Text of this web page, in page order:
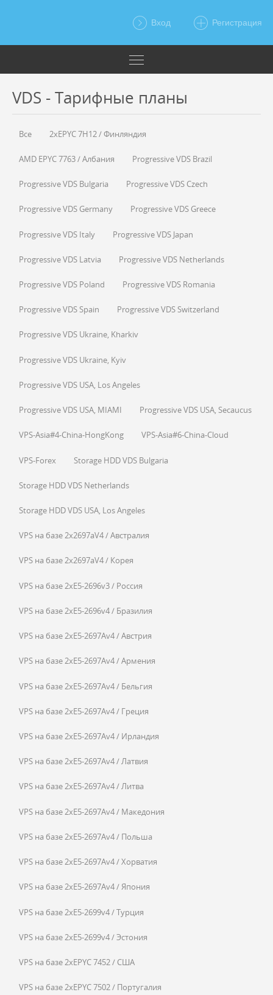
Вход Регистрация
VDS - Тарифные планы
Все 2xEPYC 7H12 / Финляндия
AMD EPYC 7763 / Албания Progressive VDS Brazil
Progressive VDS Bulgaria Progressive VDS Czech
Progressive VDS Germany Progressive VDS Greece
Progressive VDS Italy Progressive VDS Japan
Progressive VDS Latvia Progressive VDS Netherlands
Progressive VDS Poland Progressive VDS Romania
Progressive VDS Spain Progressive VDS Switzerland
Progressive VDS Ukraine, Kharkiv
Progressive VDS Ukraine, Kyiv
Progressive VDS USA, Los Angeles
Progressive VDS USA, MIAMI Progressive VDS USA, Secaucus
VPS-Asia#4-China-HongKong VPS-Asia#6-China-Cloud
VPS-Forex Storage HDD VDS Bulgaria
Storage HDD VDS Netherlands
Storage HDD VDS USA, Los Angeles
VPS на базе 2x2697aV4 / Австралия
VPS на базе 2x2697aV4 / Корея
VPS на базе 2xE5-2696v3 / Россия
VPS на базе 2xE5-2696v4 / Бразилия
VPS на базе 2xE5-2697Av4 / Австрия
VPS на базе 2xE5-2697Av4 / Армения
VPS на базе 2xE5-2697Av4 / Бельгия
VPS на базе 2xE5-2697Av4 / Греция
VPS на базе 2xE5-2697Av4 / Ирландия
VPS на базе 2xE5-2697Av4 / Латвия
VPS на базе 2xE5-2697Av4 / Литва
VPS на базе 2xE5-2697Av4 / Македония
VPS на базе 2xE5-2697Av4 / Польша
VPS на базе 2xE5-2697Av4 / Хорватия
VPS на базе 2xE5-2697Av4 / Япония
VPS на базе 2xE5-2699v4 / Турция
VPS на базе 2xE5-2699v4 / Эстония
VPS на базе 2xEPYC 7452 / США
VPS на базе 2xEPYC 7502 / Португалия